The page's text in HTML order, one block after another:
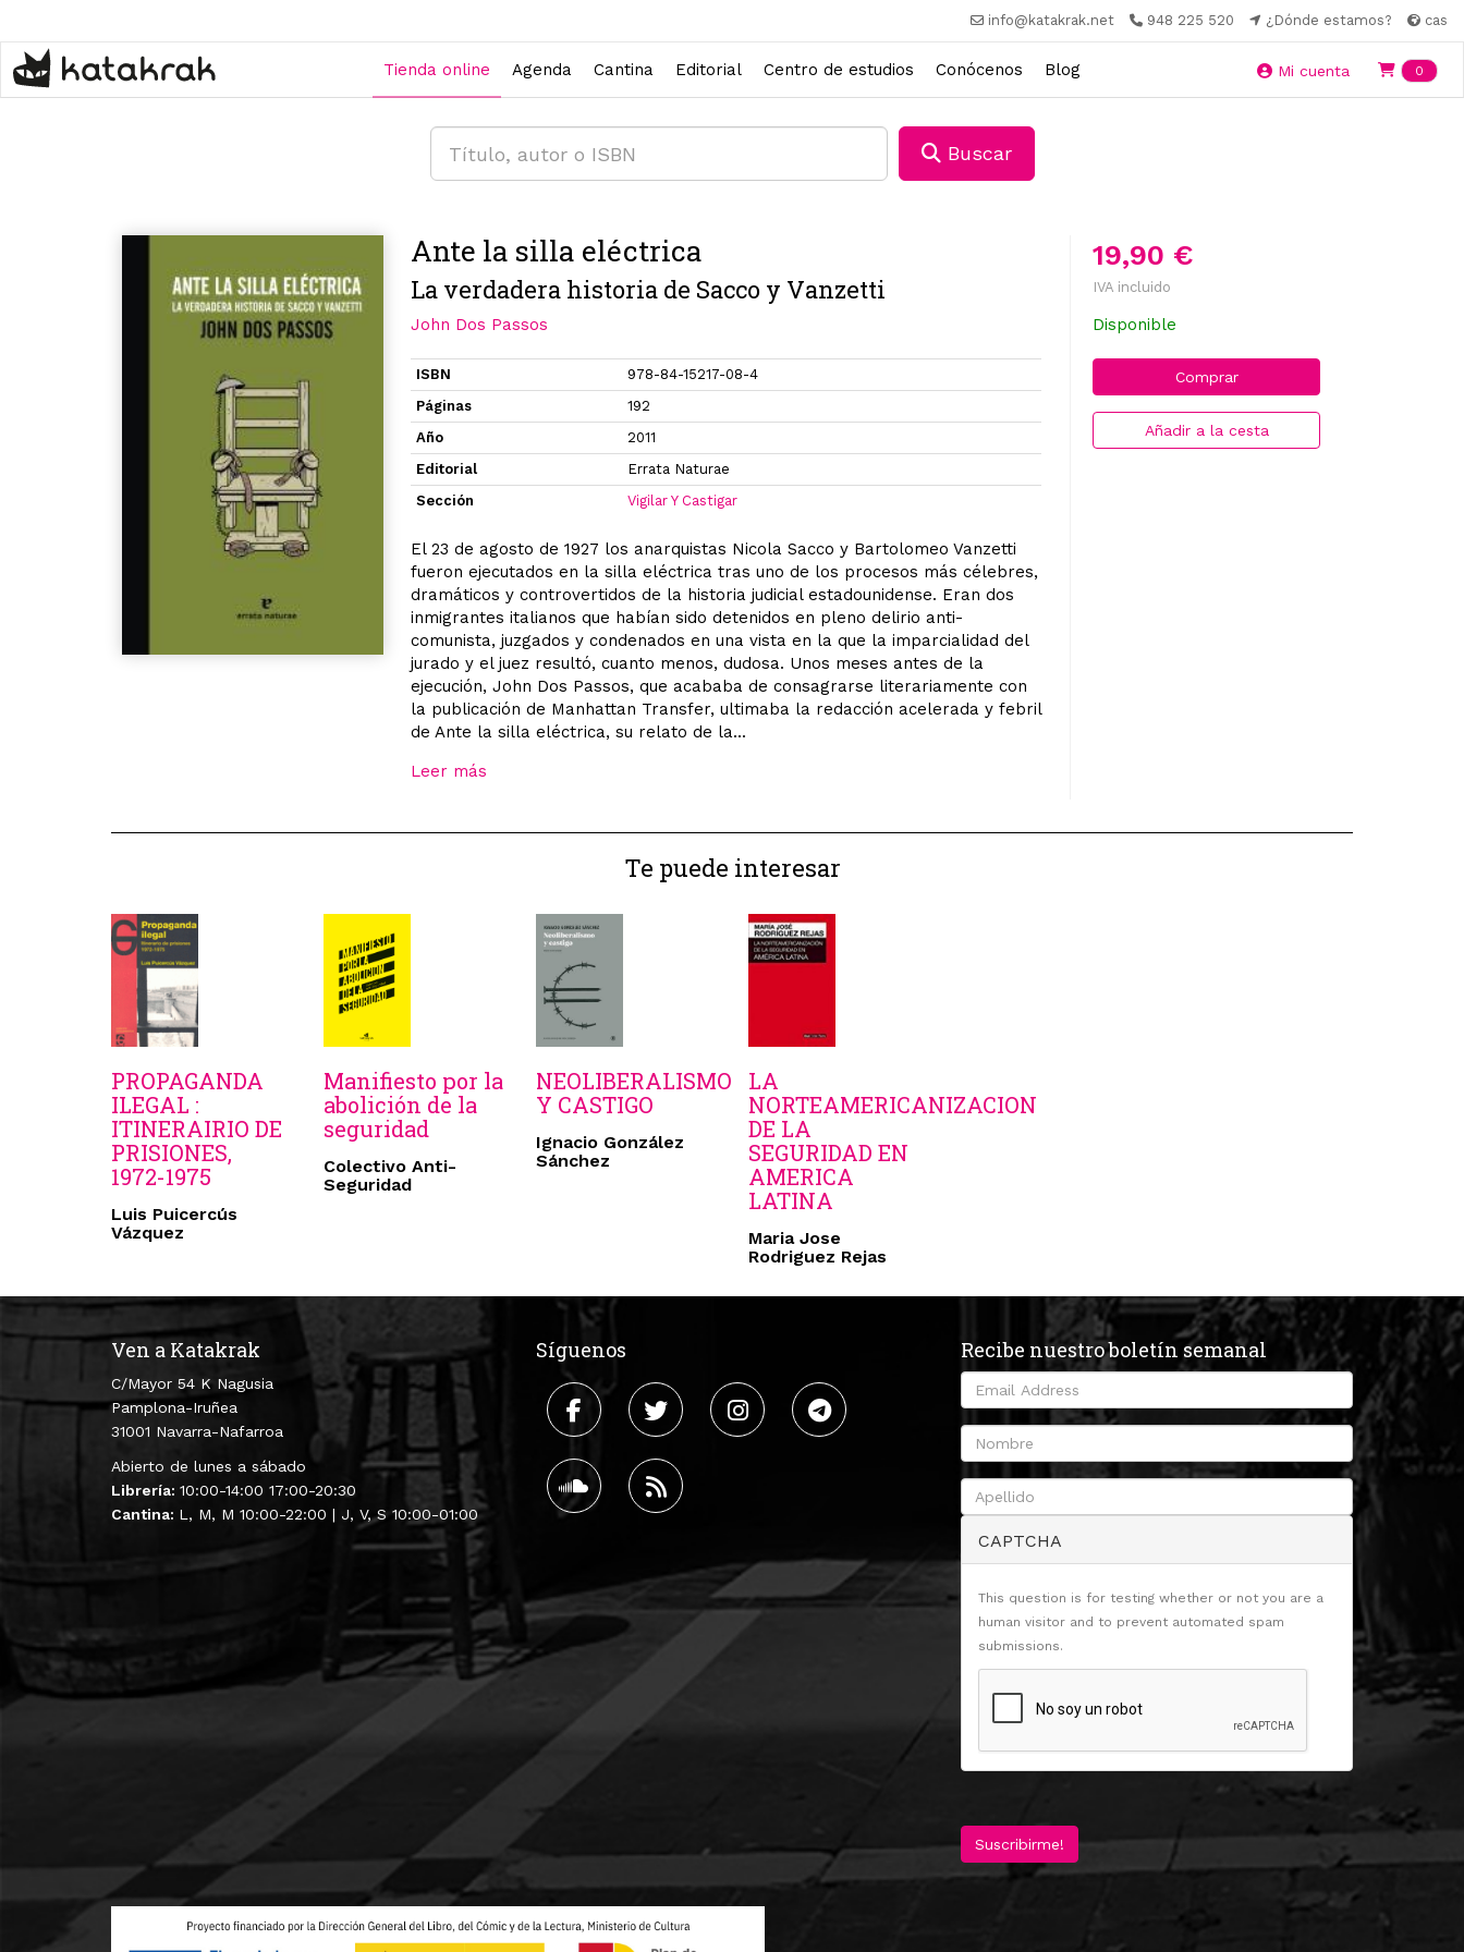
contenido
principal
info@katakrak.net 948 225 520 ¿Dónde estamos? cas
Tienda online Agenda Cantina Editorial Centro de estudios Conócenos Blog Mi cuenta 0
Buscar
19,90 €
IVA incluido
Disponible
Comprar
Añadir a la cesta
Ante la silla eléctrica
La verdadera historia de Sacco y Vanzetti
John Dos Passos
ISBN
978-84-15217-08-4
Páginas
192
Año
2011
Editorial
Errata Naturae
Sección
Vigilar Y Castigar
El 23 de agosto de 1927 los anarquistas Nicola Sacco y Bartolomeo Vanzetti
fueron ejecutados en la silla eléctrica tras uno de los procesos más célebres,
dramáticos y controvertidos de la historia judicial estadounidense. Eran dos
inmigrantes italianos que habían sido detenidos en pleno delirio anti-
comunista, juzgados y condenados en una vista en la que la imparcialidad del
jurado y el juez resultó, cuanto menos, dudosa. Unos meses antes de la
ejecución, John Dos Passos, que acababa de consagrarse literariamente con
la publicación de Manhattan Transfer, ultimaba la redacción acelerada y febril
de Ante la silla eléctrica, su relato de la...
Leer más
Te puede interesar
PROPAGANDA
ILEGAL :
ITINERAIRIO DE
PRISIONES,
1972-1975
Luis Puicercús
Vázquez
Manifiesto por la
abolición de la
seguridad
Colectivo Anti-
Seguridad
NEOLIBERALISMO
Y CASTIGO
Ignacio González
Sánchez
LA
NORTEAMERICANIZACION
DE LA
SEGURIDAD EN
AMERICA
LATINA
Maria Jose
Rodriguez Rejas
Ven a Katakrak
C/Mayor 54 K Nagusia
Pamplona-Iruñea
31001 Navarra-Nafarroa
Abierto de lunes a sábado
Librería: 10:00-14:00 17:00-20:30
Cantina: L, M, M 10:00-22:00 | J, V, S 10:00-01:00
Síguenos Recibe nuestro boletín semanal
CAPTCHA
This question is for testing whether or not you are a
human visitor and to prevent automated spam
submissions.
Suscribirme!